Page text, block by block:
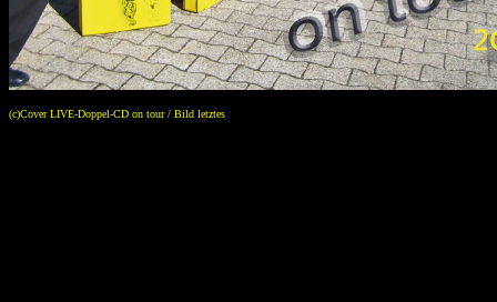
(c)Cover LIVE-Doppel-CD on tour / Bild letztes